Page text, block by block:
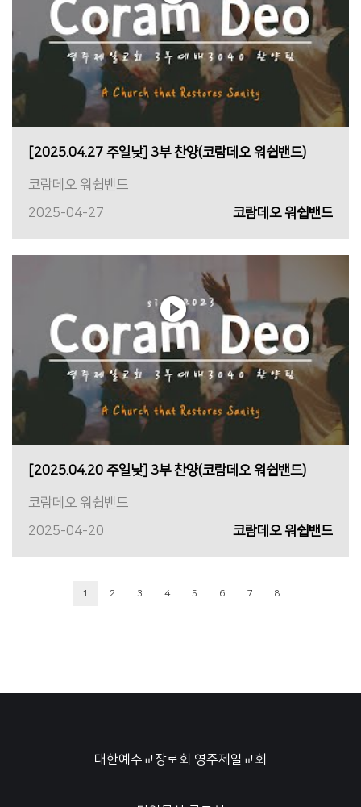
[2025.04.27 주일낮] 3부 찬양(코람데오 워쉽밴드)
코람데오 워쉽밴드
2025-04-27
코람데오 워쉽밴드
[2025.04.20 주일낮] 3부 찬양(코람데오 워쉽밴드)
코람데오 워쉽밴드
2025-04-20
코람데오 워쉽밴드
1 2 3 4 5 6 7 8
대한예수교장로회 영주제일교회